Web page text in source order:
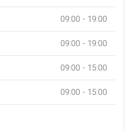
09:00 - 19:00
09:00 - 19:00
09:00 - 15:00
09:00 - 15:00